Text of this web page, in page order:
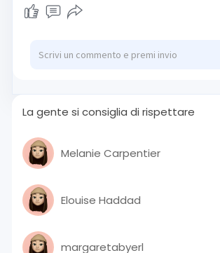
La gente si consiglia di rispettare
Melanie Carpentier
Elouise Haddad
margaretabyerl